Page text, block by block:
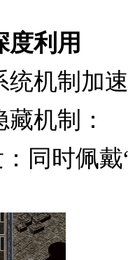
度利用
统机制加
机制：
同时佩